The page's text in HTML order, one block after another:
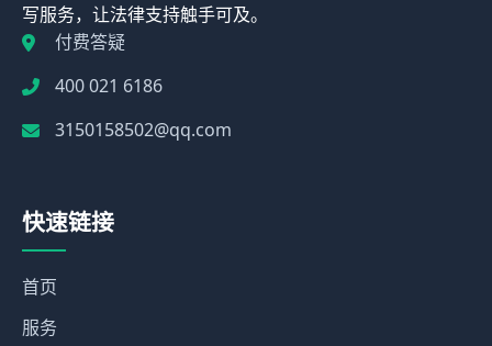
写服务，让法律支持触手可及。
付费答疑
400 021 6186
3150158502@qq.com
快速链接
首页
服务